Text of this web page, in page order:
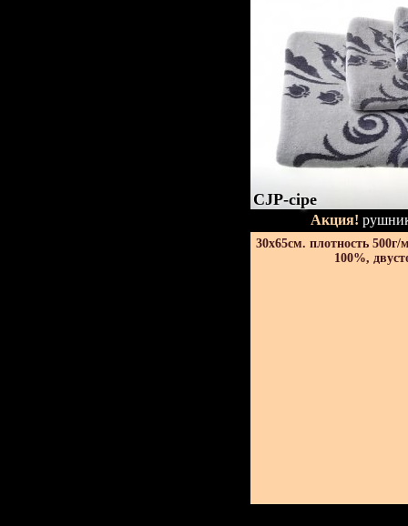
CJP-сіре
Акция!
30х65см. плотность 500г/
100%,